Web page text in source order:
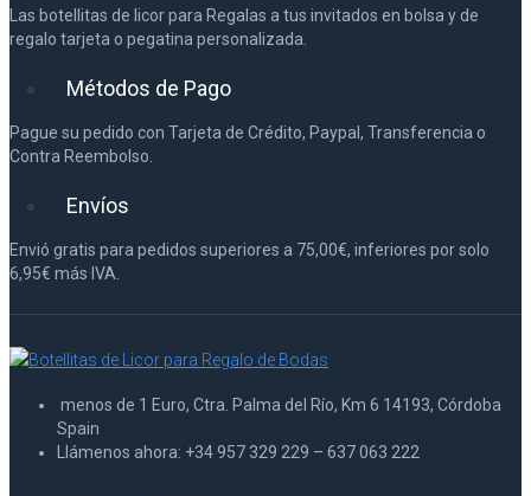
Las botellitas de licor para Regalas a tus invitados en bolsa y de
regalo tarjeta o pegatina personalizada.
Métodos de Pago
Pague su pedido con Tarjeta de Crédito, Paypal, Transferencia o
Contra Reembolso.
Envíos
Envió gratis para pedidos superiores a 75,00€, inferiores por solo
6,95€ más IVA.
menos de 1 Euro, Ctra. Palma del Río, Km 6 14193, Córdoba
Spain
Llámenos ahora: +34 957 329 229 – 637 063 222